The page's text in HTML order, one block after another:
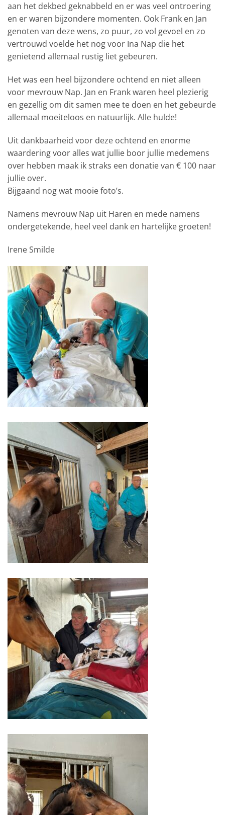
aan het dekbed geknabbeld en er was veel ontroering
en er waren bijzondere momenten. Ook Frank en Jan
genoten van deze wens, zo puur, zo vol gevoel en zo
vertrouwd voelde het nog voor Ina Nap die het
genietend allemaal rustig liet gebeuren.
Het was een heel bijzondere ochtend en niet alleen
voor mevrouw Nap. Jan en Frank waren heel plezierig
en gezellig om dit samen mee te doen en het gebeurde
allemaal moeiteloos en natuurlijk. Alle hulde!
Uit dankbaarheid voor deze ochtend en enorme
waardering voor alles wat jullie boor jullie medemens
over hebben maak ik straks een donatie van € 100 naar
jullie over.
Bijgaand nog wat mooie foto’s.
Namens mevrouw Nap uit Haren en mede namens
ondergetekende, heel veel dank en hartelijke groeten!
Irene Smilde